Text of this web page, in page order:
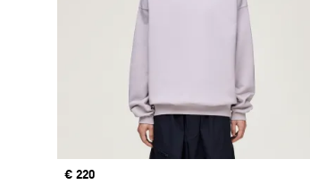
Price
€ 220